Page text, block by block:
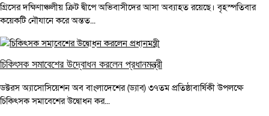
গ্রিসের দক্ষিণাঞ্চলীয় ক্রিট দ্বীপে অভিবাসীদের আসা অব্যাহত রয়েছে। বৃহস্পতিবার
কয়েকটি নৌযানে করে অন্তত...
চিকিৎসক সমাবেশের উদ্বোধন করলেন প্রধানমন্ত্রী
ডক্টরস অ্যাসোসিয়েশন অব বাংলাদেশের (ড্যাব) ৩৭তম প্রতিষ্ঠাবার্ষিকী উপলক্ষে
চিকিৎসক সমাবেশের উদ্বোধন কর...